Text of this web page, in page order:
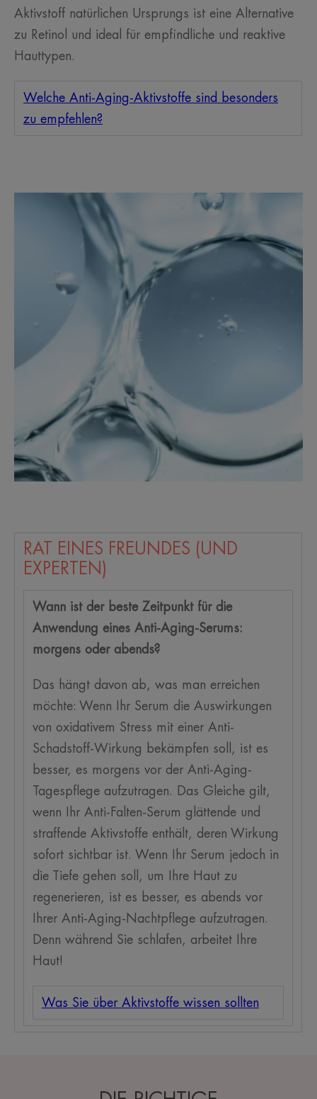
Aktivstoff natürlichen Ursprungs ist eine Alternative
zu Retinol und ideal für empfindliche und reaktive
Hauttypen.
Welche Anti-Aging-Aktivstoffe sind besonders
zu empfehlen?
RAT EINES FREUNDES (UND
EXPERTEN)
Wann ist der beste Zeitpunkt für die
Anwendung eines Anti-Aging-Serums:
morgens oder abends?
Das hängt davon ab, was man erreichen
möchte: Wenn Ihr Serum die Auswirkungen
von oxidativem Stress mit einer Anti-
Schadstoff-Wirkung bekämpfen soll, ist es
besser, es morgens vor der Anti-Aging-
Tagespflege aufzutragen. Das Gleiche gilt,
wenn Ihr Anti-Falten-Serum glättende und
straffende Aktivstoffe enthält, deren Wirkung
sofort sichtbar ist. Wenn Ihr Serum jedoch in
die Tiefe gehen soll, um Ihre Haut zu
regenerieren, ist es besser, es abends vor
Ihrer Anti-Aging-Nachtpflege aufzutragen.
Denn während Sie schlafen, arbeitet Ihre
Haut!
Was Sie über Aktivstoffe wissen sollten